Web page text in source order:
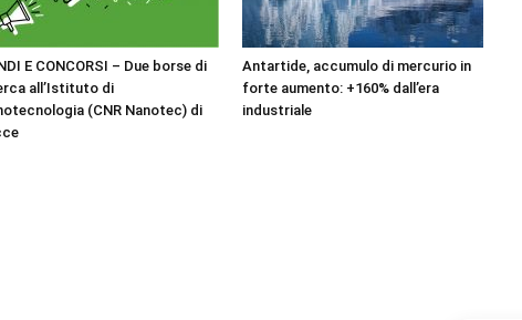
E CONCORSI – Due borse di
all’Istituto di
(CNR Nanotec) di
Antartide, accumulo di mercurio in
forte aumento: +160% dall’era
industriale